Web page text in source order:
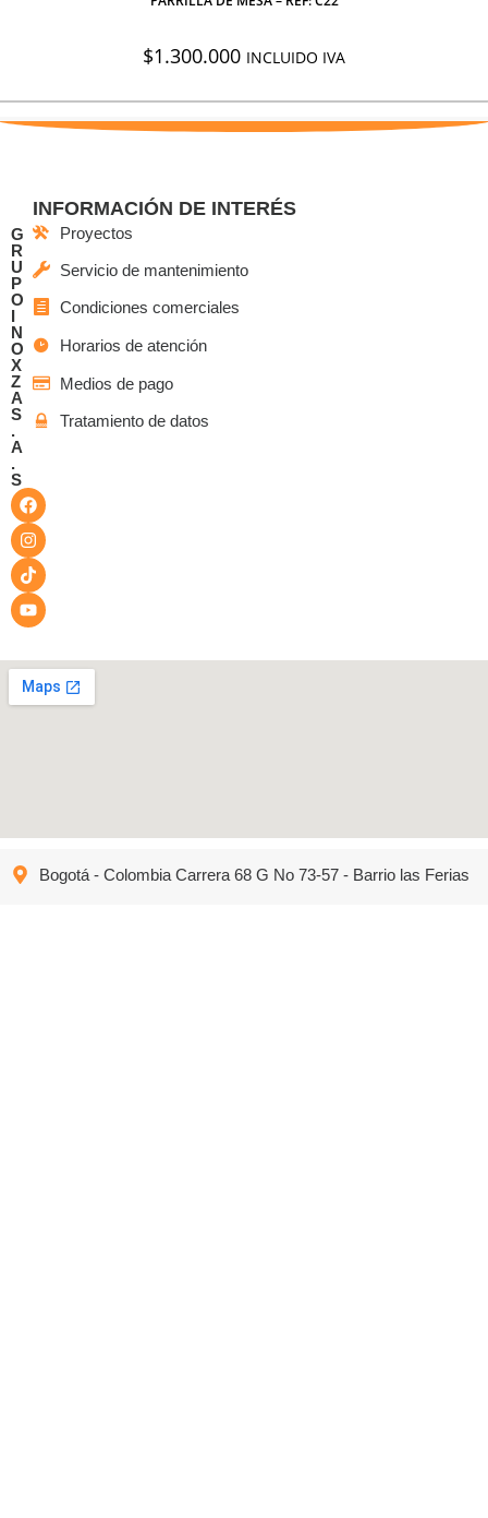
$1.300.000 INCLUIDO IVA
G
R
U
P
O
I
N
O
X
Z
A
S
.
A
.
S
INFORMACIÓN DE INTERÉS
Proyectos
Servicio de mantenimiento
Condiciones comerciales
Horarios de atención
Medios de pago
Tratamiento de datos
Bogotá - Colombia Carrera 68 G No 73-57 - Barrio las Ferias